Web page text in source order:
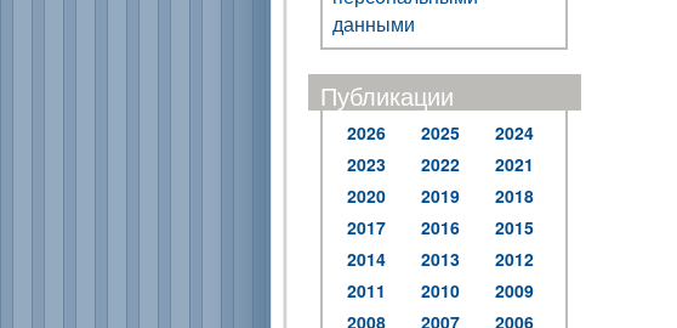
данными
Публикации
2026 2025
2024
2023
2022
2021
2020
2019
2018
2017
2016
2015
2014
2013
2012
2011
2010
2009
2008
2007
2006